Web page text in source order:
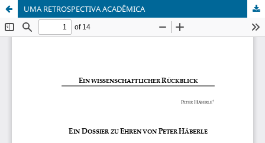
UMA RETROSPECTIVA ACADÊMICA